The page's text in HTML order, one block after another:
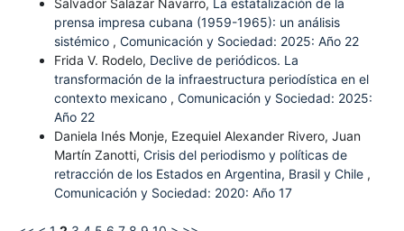
Salvador Salazar Navarro, La estatalización de la
prensa impresa cubana (1959-1965): un análisis
sistémico , Comunicación y Sociedad: 2025: Año 22
Frida V. Rodelo, Declive de periódicos. La
transformación de la infraestructura periodística en el
contexto mexicano , Comunicación y Sociedad: 2025:
Año 22
Daniela Inés Monje, Ezequiel Alexander Rivero, Juan
Martín Zanotti, Crisis del periodismo y políticas de
retracción de los Estados en Argentina, Brasil y Chile ,
Comunicación y Sociedad: 2020: Año 17